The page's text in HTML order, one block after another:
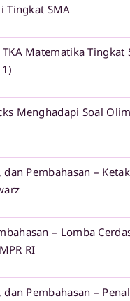
Tingkat SMA
Matematika Tingkat
Menghadapi Soal
Pembahasan –
– Lomba
RI
dan Pembahasan –